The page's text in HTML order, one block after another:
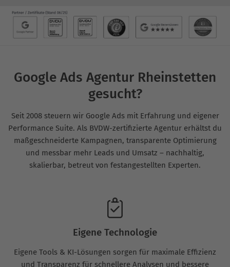
Google Ads Agentur Rheinstetten
gesucht?
Seit 2008 steuern wir Google Ads mit Erfahrung und eigener
Performance Suite. Als BVDW-zertifizierte Agentur erhältst du
maßgeschneiderte Kampagnen, transparente Optimierung
und messbar mehr Leads und Umsatz – nachhaltig,
skalierbar, betreut von festangestellten Experten.
Eigene Technologie
Eigene Tools & KI-Lösungen sorgen für maximale Effizienz
und Transparenz für schnellere Analysen und bessere